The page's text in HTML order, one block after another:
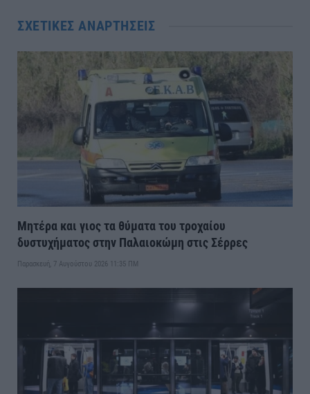
ΣΧΕΤΙΚΈΣ ΑΝΑΡΤΉΣΕΙΣ
Μητέρα και γιος τα θύματα του τροχαίου
δυστυχήματος στην Παλαιοκώμη στις Σέρρες
Παρασκευή, 7 Αυγούστου 2026 11:35 ΠΜ